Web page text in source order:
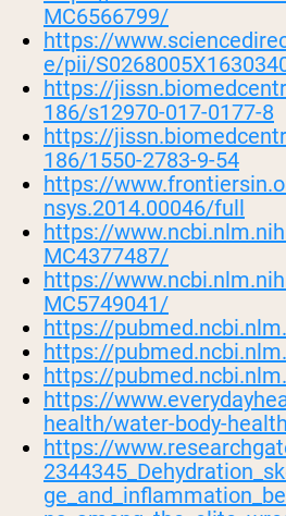
MC6566799/
https://
e/pii/
https://
186/s12970-017-0177-8
https://
186/1550-2783-9-54
https://
nsys.2014.00046/full
https://
MC4377487/
https://
MC5749041/
https://
https://
https://
https://
health/water-body-
https://